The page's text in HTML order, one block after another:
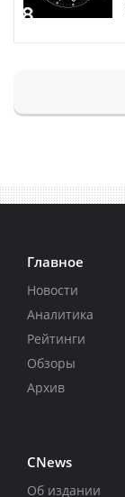
Главное
Новости
Аналитика
Рейтинги
Обзоры
Архив
CNews
Об издании